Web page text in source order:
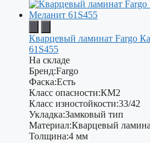
Кварцевый ламинат Fargo
61S455
На складе
Бренд:Fargo
Фаска:Есть
Класс опасности:КМ2
Класс изностойкости:33/42
Укладка:Замковый тип
Материал:Кварцевый
Толщина:4 мм